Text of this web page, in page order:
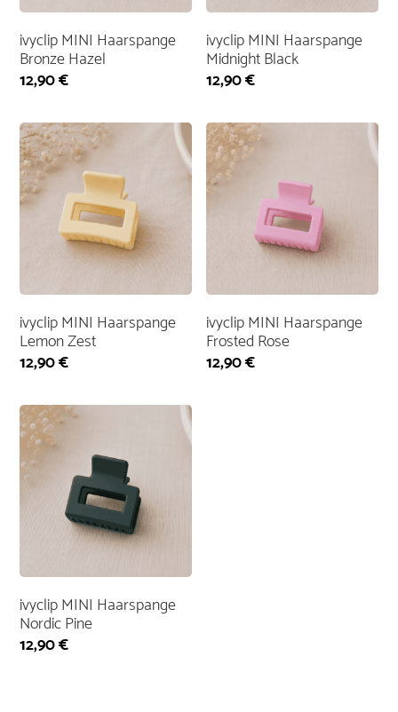
ivyclip MINI Haarspange
Bronze Hazel
12,90€
ivyclip MINI Haarspange
Midnight Black
12,90€
ivyclip MINI Haarspange
Lemon Zest
12,90€
ivyclip MINI Haarspange
Frosted Rose
12,90€
ivyclip MINI Haarspange
Nordic Pine
12,90€